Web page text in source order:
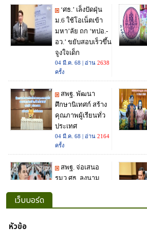
เว็บบอร์ด
หัวข้อ